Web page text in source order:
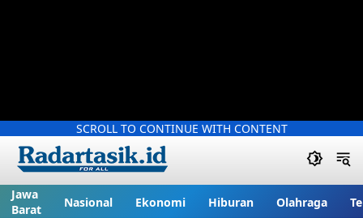
SCROLL TO CONTINUE WITH CONTENT
Jawa
Barat
Nasional Ekonomi Hiburan Olahraga